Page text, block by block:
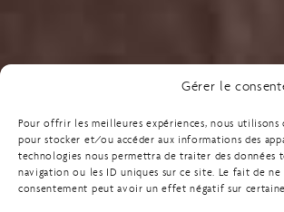
Gérer le
Pour offrir les meilleures expériences, nous
pour stocker et/ou accéder aux informations des
technologies nous permettra de traiter des données
navigation ou les ID uniques sur ce site. Le fait de
consentement peut avoir un effet négatif sur